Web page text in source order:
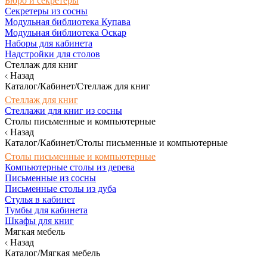
Секретеры из сосны
Модульная библиотека Купава
Модульная библиотека Оскар
Наборы для кабинета
Надстройки для столов
Стеллаж для книг
Назад
Каталог/Кабинет/Стеллаж для книг
Стеллаж для книг
Стеллажи для книг из сосны
Столы письменные и компьютерные
Назад
Каталог/Кабинет/Столы письменные и компьютерные
Столы письменные и компьютерные
Компьютерные столы из дерева
Письменные из сосны
Письменные столы из дуба
Стулья в кабинет
Тумбы для кабинета
Шкафы для книг
Мягкая мебель
Назад
Каталог/Мягкая мебель